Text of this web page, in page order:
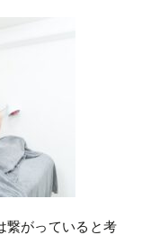
繋がっていると考